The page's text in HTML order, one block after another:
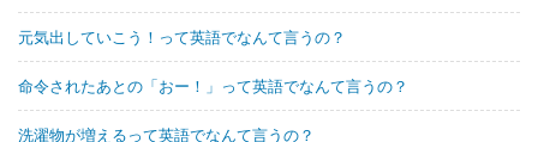
元気出していこう！って英語でなんて言うの？
命令されたあとの「おー！」って英語でなんて言うの？
洗濯物が増えるって英語でなんて言うの？